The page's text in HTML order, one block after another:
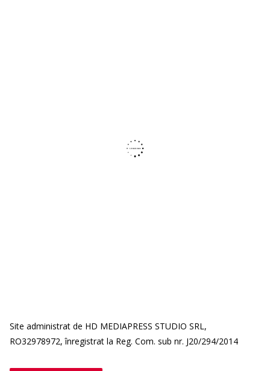
Site administrat de HD MEDIAPRESS STUDIO SRL,
RO32978972, înregistrat la Reg. Com. sub nr. J20/294/2014